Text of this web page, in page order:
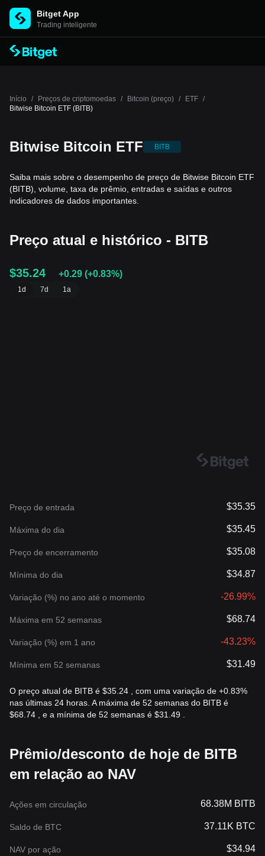
Bitget App
Trading inteligente
Início / Preços de criptomoedas / Bitcoin (preço) / ETF /
Bitwise Bitcoin ETF (BITB)
Bitwise Bitcoin ETF BITB
Saiba mais sobre o desempenho de preço de Bitwise Bitcoin ETF
(BITB), volume, taxa de prêmio, entradas e saídas e outros
indicadores de dados importantes.
Preço atual e histórico - BITB
$35.24 +0.29 (+0.83%)
1d 7d 1a
Preço de entrada $35.35
Máxima do dia $35.45
Preço de encerramento $35.08
Mínima do dia $34.87
Variação (%) no ano até o momento -26.99%
Máxima em 52 semanas $68.74
Variação (%) em 1 ano -43.23%
Mínima em 52 semanas $31.49
O preço atual de BITB é $35.24 , com uma variação de +0.83%
nas últimas 24 horas. A máxima de 52 semanas do BITB é
$68.74 , e a mínima de 52 semanas é $31.49 .
Prêmio/desconto de hoje de BITB
em relação ao NAV
Ações em circulação 68.38M BITB
Saldo de BTC 37.11K BTC
NAV por ação $34.94